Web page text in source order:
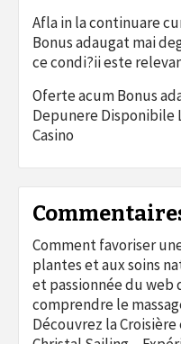
Afla in la continuare
Bonus adaugat mai
ce condi?ii este
Oferte acum Bonus
Depunere Disponibile
Casino
Comment favoriser
plantes et aux soins
et passionnée du web
comprendre le
Découvrez la Croisière